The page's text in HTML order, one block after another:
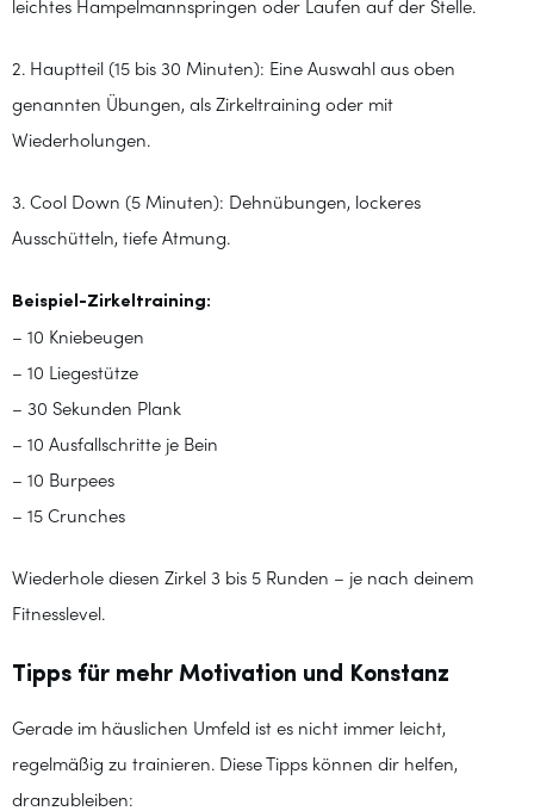
leichtes Hampelmannspringen oder Laufen auf der Stelle.
2. Hauptteil (15 bis 30 Minuten): Eine Auswahl aus oben
genannten Übungen, als Zirkeltraining oder mit
Wiederholungen.
3. Cool Down (5 Minuten): Dehnübungen, lockeres
Ausschütteln, tiefe Atmung.
Beispiel-Zirkeltraining:
– 10 Kniebeugen
– 10 Liegestütze
– 30 Sekunden Plank
– 10 Ausfallschritte je Bein
– 10 Burpees
– 15 Crunches
Wiederhole diesen Zirkel 3 bis 5 Runden – je nach deinem
Fitnesslevel.
Tipps für mehr Motivation und Konstanz
Gerade im häuslichen Umfeld ist es nicht immer leicht,
regelmäßig zu trainieren. Diese Tipps können dir helfen,
dranzubleiben: